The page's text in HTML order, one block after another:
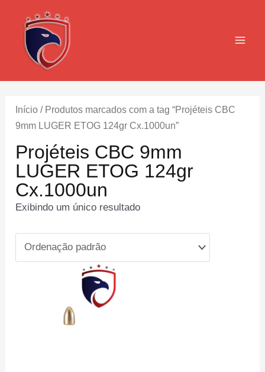
conteúdo
Início / Produtos marcados com a tag “Projéteis CBC
9mm LUGER ETOG 124gr Cx.1000un”
Projéteis CBC 9mm
LUGER ETOG 124gr
Cx.1000un
Exibindo um único resultado